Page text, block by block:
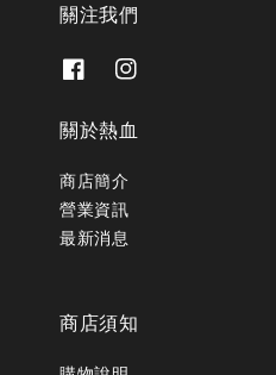
關注我們
關於熱血
商店簡介
營業資訊
最新消息
商店須知